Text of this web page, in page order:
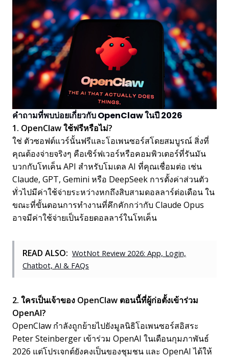
คำถามที่พบบ่อยเกี่ยวกับ OpenClaw ในปี 2026
1. OpenClaw ใช้ฟรีหรือไม่?
ใช่ ตัวซอฟต์แวร์นั้นฟรีและโอเพนซอร์สโดยสมบูรณ์ สิ่งที่
คุณต้องจ่ายจริงๆ คือเซิร์ฟเวอร์หรือคอมพิวเตอร์ที่รันมัน
บวกกับโทเค็น API สำหรับโมเดล AI ที่คุณเชื่อมต่อ เช่น
Claude, GPT, Gemini หรือ DeepSeek การตั้งค่าส่วนตัว
ทั่วไปมีค่าใช้จ่ายระหว่างหกถึงสิบสามดอลลาร์ต่อเดือน ใน
ขณะที่ขั้นตอนการทำงานที่คึกคักกว่ากับ Claude Opus
อาจมีค่าใช้จ่ายเป็นร้อยดอลลาร์ในโทเค็น
READ ALSO: WotNot Review 2026: App, Login,
Chatbot, AI & FAQs
2. ใครเป็นเจ้าของ OpenClaw ตอนนี้ที่ผู้ก่อตั้งเข้าร่วม
OpenAI?
OpenClaw กำลังถูกย้ายไปยังมูลนิธิโอเพนซอร์สอิสระ
Peter Steinberger เข้าร่วม OpenAI ในเดือนกุมภาพันธ์
2026 แต่โปรเจกต์ยังคงเป็นของชุมชน และ OpenAI ได้ให้